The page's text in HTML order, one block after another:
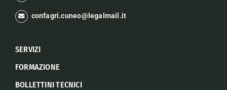
confagri.cuneo@legalmail.it
SERVIZI
FORMAZIONE
BOLLETTINI TECNICI